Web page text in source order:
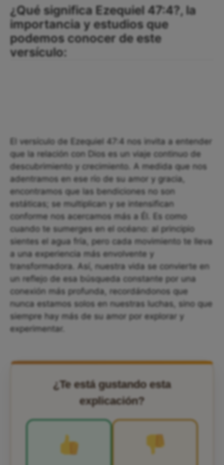
¿Qué significa Ezequiel 47:4?, la
importancia y estudios que
podemos conocer de este
versículo:
El versículo de Ezequiel 47:4 nos invita a entender
que la relación con Dios es un viaje continuo de
descubrimiento y crecimiento. A medida que nos
adentramos en ese río de su amor y gracia,
encontramos que las bendiciones no son
estáticas; se multiplican y se intensifican
conforme nos acercamos más a Él. Es como
cuando te sumerges en el océano: al principio
sientes el agua fría, pero cada movimiento te lleva
a una experiencia más envolvente y
transformadora. Así, nuestra vida se convierte en
un reflejo de esa búsqueda constante por una
conexión más profunda, recordándonos que
nunca estamos solos en nuestras luchas, sino que
siempre hay más de su amor por explorar y
experimentar.
¿Te está gustando esta
explicación?